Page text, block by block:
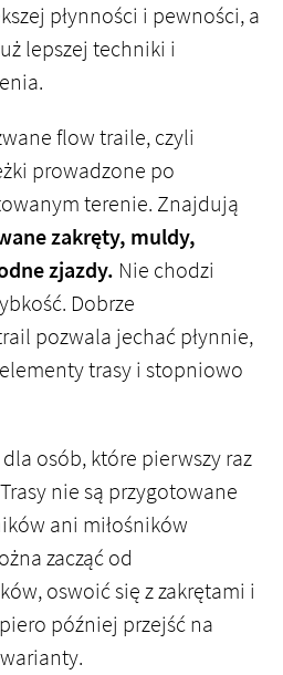
płynności i pewności, a
lepszej techniki i
flow traile, czyli
prowadzone po
terenie. Znajdują
zakręty, muldy,
zjazdy. Nie chodzi
Dobrze
pozwala jechać płynnie,
trasy i stopniowo
osób, które pierwszy raz
nie są przygotowane
ani miłośników
zacząć od
oswoić się z zakrętami i
później przejść na